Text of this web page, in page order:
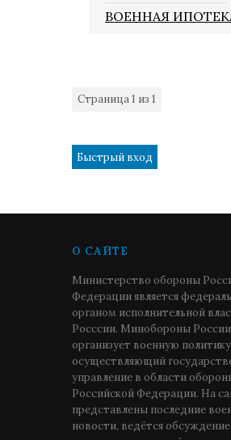
ВОЕННАЯ
Страница1 из 1
О САЙТЕ
Министерство обороны
Федерации является
органом исполнительной
Росссии. Минобороны России
организует военную
осуществляющий
управление в области
Российской Федерации. На
представлены последние
новости, ведётся